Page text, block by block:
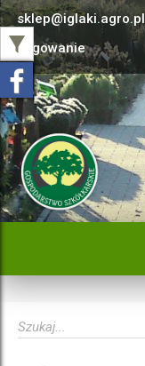
sklep@iglaki.agro.pl
Logowanie